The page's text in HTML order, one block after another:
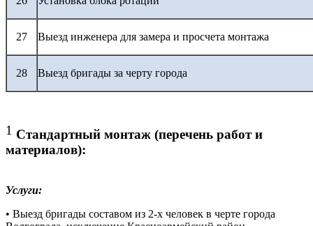
27 Выезд инженера для замера и просчета монтажа
28 Выезд бригады за черту города
1 Стандартный монтаж (перечень работ и
материалов):
Услуги:
• Выезд бригады составом из 2-х человек в черте города